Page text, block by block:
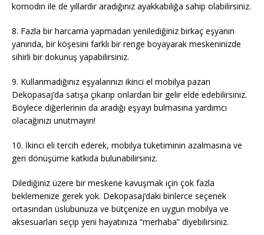
komodin ile de yıllardır aradığınız ayakkabılığa sahip olabilirsiniz.
8. Fazla bir harcama yapmadan yenilediğiniz birkaç eşyanın
yanında, bir köşesini farklı bir renge boyayarak meskeninizde
sihirli bir dokunuş yapabilirsiniz.
9. Kullanmadığınız eşyalarınızı ikinci el mobilya pazarı
Dekopasaj’da satışa çıkarıp onlardan bir gelir elde edebilirsiniz.
Böylece diğerlerinin da aradığı eşyayı bulmasına yardımcı
olacağınızı unutmayın!
10. İkinci eli tercih ederek, mobilya tüketiminin azalmasına ve
geri dönüşüme katkıda bulunabilirsiniz.
Dilediğiniz üzere bir meskene kavuşmak için çok fazla
beklemenize gerek yok. Dekopasaj’daki binlerce seçenek
ortasından üslubunuza ve bütçenize en uygun mobilya ve
aksesuarları seçip yeni hayatınıza “merhaba” diyebilirsiniz.